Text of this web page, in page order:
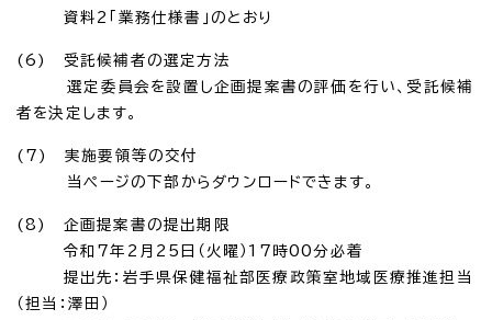
資料2「業務仕様書」のとおり
(6) 受託候補者の選定方法
選定委員会を設置し企画提案書の評価を行い、受託候補
者を決定します。
(7) 実施要領等の交付
当ページの下部からダウンロードできます。
(8) 企画提案書の提出期限
令和7年2月25日（火曜）17時00分必着
提出先：岩手県保健福祉部医療政策室地域医療推進担当
（担当：澤田）